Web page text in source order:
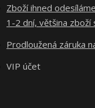
Zboží ihned
1-2 dní, většina zboží
Prodloužená záruka
VIP účet